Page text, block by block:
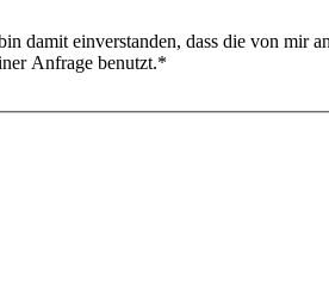
damit einverstanden, dass die von mir
Anfrage benutzt.*